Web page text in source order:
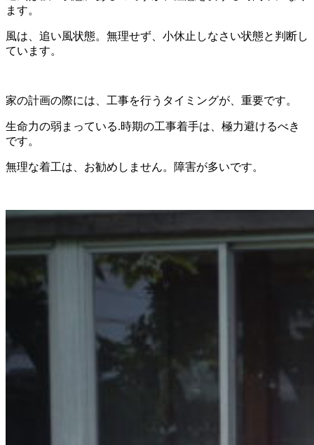
ます。
風は、追い風状態。無理せず、小休止しなさい状態と判断し
ています。
家の計画の際には、工事を行うタイミングが、重要です。
生命力の弱まっている.時期の工事着手は、極力避けるべき
です。
無理な着工は、お勧めしません。障害が多いです。